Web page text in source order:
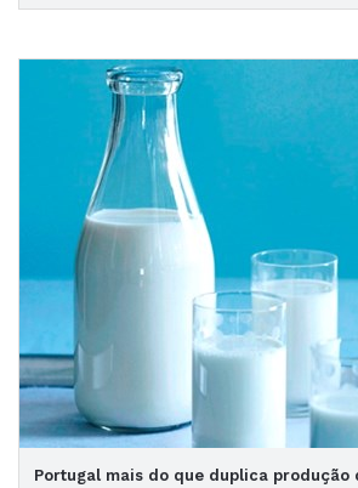
Portugal mais do que duplica produção